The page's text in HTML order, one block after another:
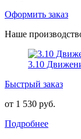
Оформить заказ
Наше
3.10
Быстрый заказ
от 1 530 руб.
Подробнее